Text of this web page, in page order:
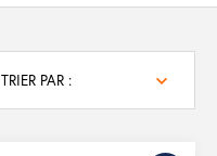
TRIER PAR :